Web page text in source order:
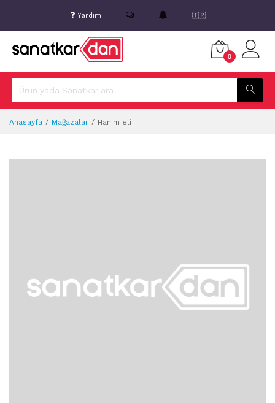
Yardım 🇹🇷
0
Anasayfa Mağazalar Hanım eli